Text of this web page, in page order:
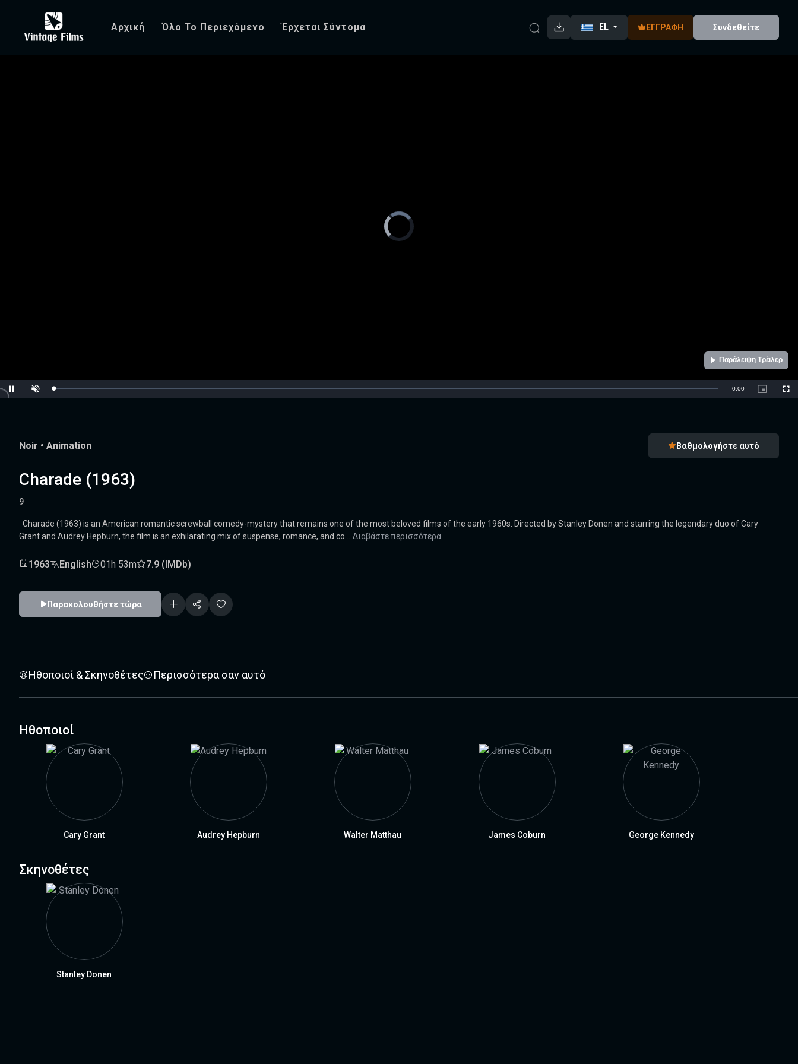
Αρχική Όλο Το Περιεχόμενο Έρχεται Σύντομα EL ΕΓΓΡΑΦΉ Συνδεθείτε
Video
Player
is
Pause UnmuteLoaded:
Remaining
-0:00
Picture-
in-
Παράλειψη Τρέιλερ
Noir • Animation Βαθμολογήστε αυτό
Charade (1963)
9
Charade (1963) is an American romantic screwball comedy-mystery that remains one of the most beloved films of the early 1960s. Directed by Stanley Donen and starring the legendary duo of Cary
Grant and Audrey Hepburn, the film is an exhilarating mix of suspense, romance, and co... Διαβάστε περισσότερα
1963 English 01h 53m 7.9 (IMDb)
Παρακολουθήστε τώρα
Ηθοποιοί & Σκηνοθέτες Περισσότερα σαν αυτό
Ηθοποιοί
Cary Grant Audrey Hepburn Walter Matthau James Coburn George Kennedy
Σκηνοθέτες
Stanley Donen